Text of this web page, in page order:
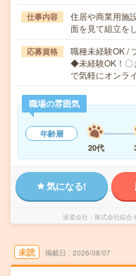
仕事内容
住居や商業用施
面を見て組立を
応募資格
職種未経験OK /
◆未経験OK！〇
で気軽にオンラ
職場の雰囲気
年齢層
20代
気になる!
派遣会社 株式会社綜合
未読 掲載日 2026/08/07